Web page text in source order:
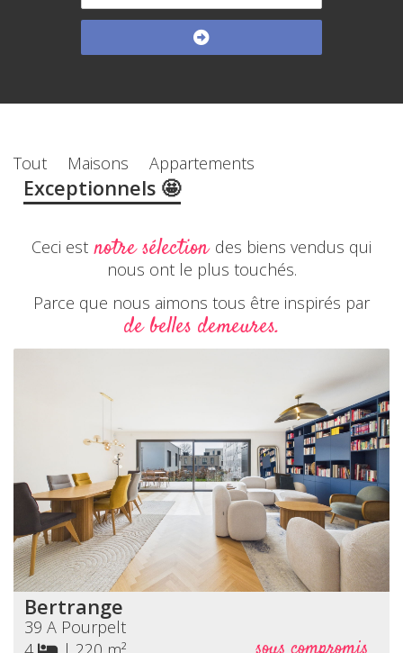
Tout Maisons Appartements
Exceptionnels 🤩
Ceci est notre sélection des biens vendus qui
nous ont le plus touchés.
Parce que nous aimons tous être inspirés par
de belles demeures.
Bertrange
39 A Pourpelt